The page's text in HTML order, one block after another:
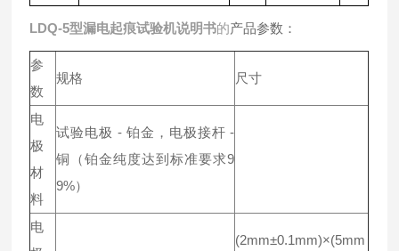
LDQ-5型漏电起痕试验机说明书的产品参数：
参
数
规格 尺寸
电
极
材
料
试验电极 - 铂金，电极接杆 -
铜（铂金纯度达到标准要求9
9%）
电
(2mm±0.1mm)×(5mm